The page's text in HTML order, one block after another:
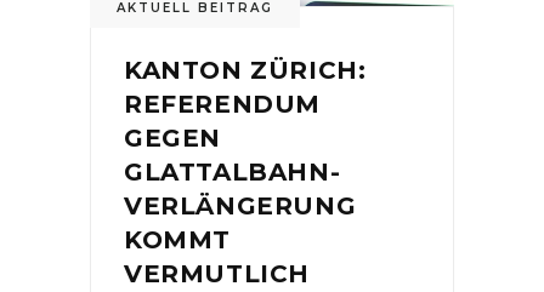
AKTUELL BEITRAG
KANTON ZÜRICH:
REFERENDUM
GEGEN
GLATTALBAHN-
VERLÄNGERUNG
KOMMT
VERMUTLICH